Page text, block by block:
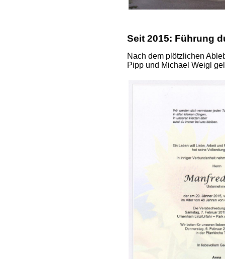
Seit 2015: Führung
Nach dem plötzlichen
Pipp und Michael Weigl